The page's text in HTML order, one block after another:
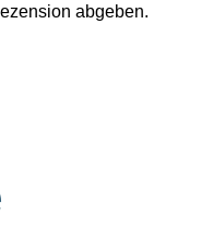
abgeben.